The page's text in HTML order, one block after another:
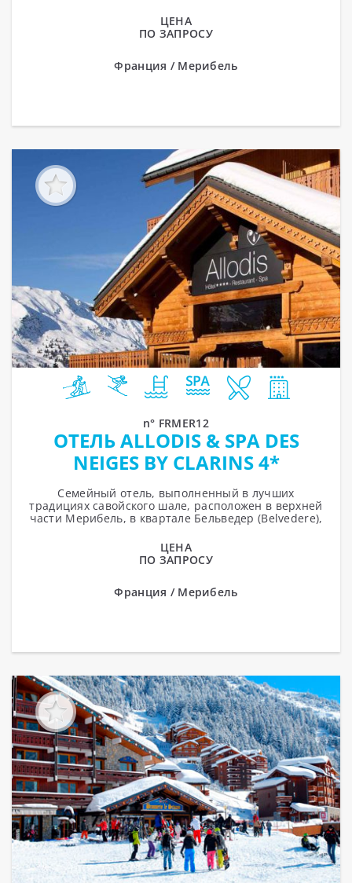
ЦЕНА
ПО ЗАПРОСУ
Франция / Мерибель
n° FRMER12
ОТЕЛЬ ALLODIS & SPA DES
NEIGES BY CLARINS 4*
Семейный отель, выполненный в лучших
традициях савойского шале, pасположен в верхней
части Мерибель, в квартале Бельведер (Belvedere),
ЦЕНА
ПО ЗАПРОСУ
Франция / Мерибель